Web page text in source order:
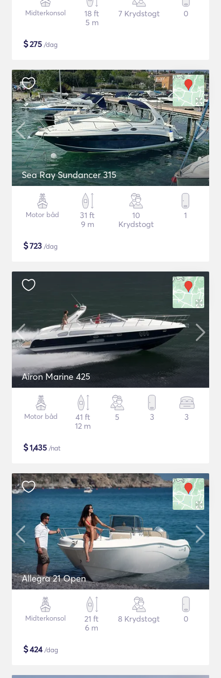
Midterkonsol
18 ft
5 m
7 Krydstogt 0
$275 /dag
Sea Ray Sundancer 315
Motor båd
31 ft
9 m
10
Krydstogt
1
$723 /dag
Airon Marine 425
Motor båd
41 ft
12 m
5 3 3
$1,435 /nat
Allegra 21 Open
Midterkonsol
21 ft
6 m
8 Krydstogt 0
$424/dag